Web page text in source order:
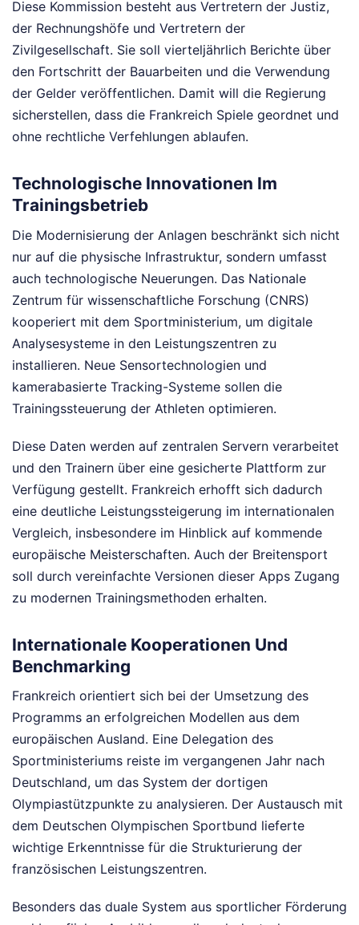
Diese Kommission besteht aus Vertretern der Justiz,
der Rechnungshöfe und Vertretern der
Zivilgesellschaft. Sie soll vierteljährlich Berichte über
den Fortschritt der Bauarbeiten und die Verwendung
der Gelder veröffentlichen. Damit will die Regierung
sicherstellen, dass die Frankreich Spiele geordnet und
ohne rechtliche Verfehlungen ablaufen.
Technologische Innovationen Im
Trainingsbetrieb
Die Modernisierung der Anlagen beschränkt sich nicht
nur auf die physische Infrastruktur, sondern umfasst
auch technologische Neuerungen. Das Nationale
Zentrum für wissenschaftliche Forschung (CNRS)
kooperiert mit dem Sportministerium, um digitale
Analysesysteme in den Leistungszentren zu
installieren. Neue Sensortechnologien und
kamerabasierte Tracking-Systeme sollen die
Trainingssteuerung der Athleten optimieren.
Diese Daten werden auf zentralen Servern verarbeitet
und den Trainern über eine gesicherte Plattform zur
Verfügung gestellt. Frankreich erhofft sich dadurch
eine deutliche Leistungssteigerung im internationalen
Vergleich, insbesondere im Hinblick auf kommende
europäische Meisterschaften. Auch der Breitensport
soll durch vereinfachte Versionen dieser Apps Zugang
zu modernen Trainingsmethoden erhalten.
Internationale Kooperationen Und
Benchmarking
Frankreich orientiert sich bei der Umsetzung des
Programms an erfolgreichen Modellen aus dem
europäischen Ausland. Eine Delegation des
Sportministeriums reiste im vergangenen Jahr nach
Deutschland, um das System der dortigen
Olympiastützpunkte zu analysieren. Der Austausch mit
dem Deutschen Olympischen Sportbund lieferte
wichtige Erkenntnisse für die Strukturierung der
französischen Leistungszentren.
Besonders das duale System aus sportlicher Förderung